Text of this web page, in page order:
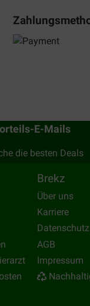
E-Mails
die besten Deals
Brekz
Über uns
Karriere
Datenschutz
AGB
Impressum